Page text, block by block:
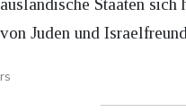
ausländische Staaten
von Juden und
rs